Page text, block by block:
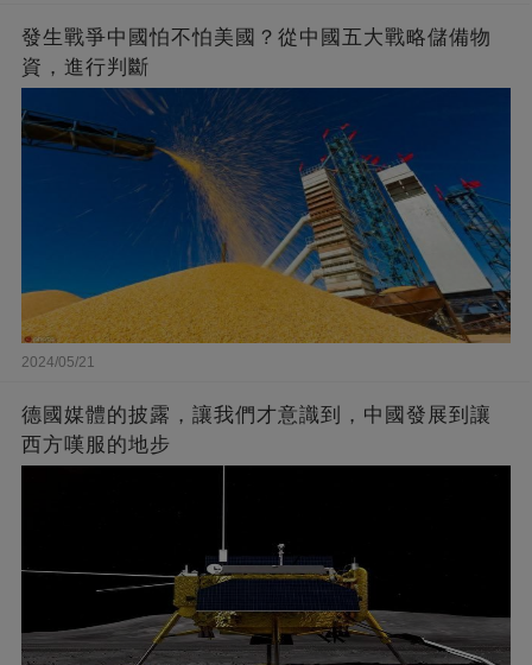
發生戰爭中國怕不怕美國？從中國五大戰略儲備物
資，進行判斷
2024/05/21
德國媒體的披露，讓我們才意識到，中國發展到讓
西方嘆服的地步